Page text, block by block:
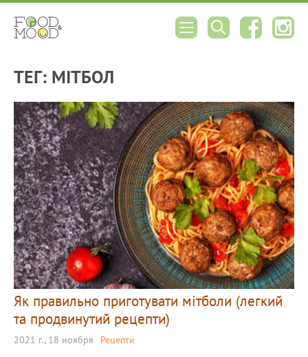
ТЕГ: МІТБОЛ
Як правильно приготувати мітболи (легкий
та продвинутий рецепти)
2021 г., 18 ноября Рецепти